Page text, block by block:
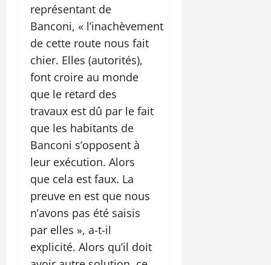
représentant de
Banconi, « l’inachèvement
de cette route nous fait
chier. Elles (autorités),
font croire au monde
que le retard des
travaux est dû par le fait
que les habitants de
Banconi s’opposent à
leur exécution. Alors
que cela est faux. La
preuve en est que nous
n’avons pas été saisis
par elles », a-t-il
explicité. Alors qu’il doit